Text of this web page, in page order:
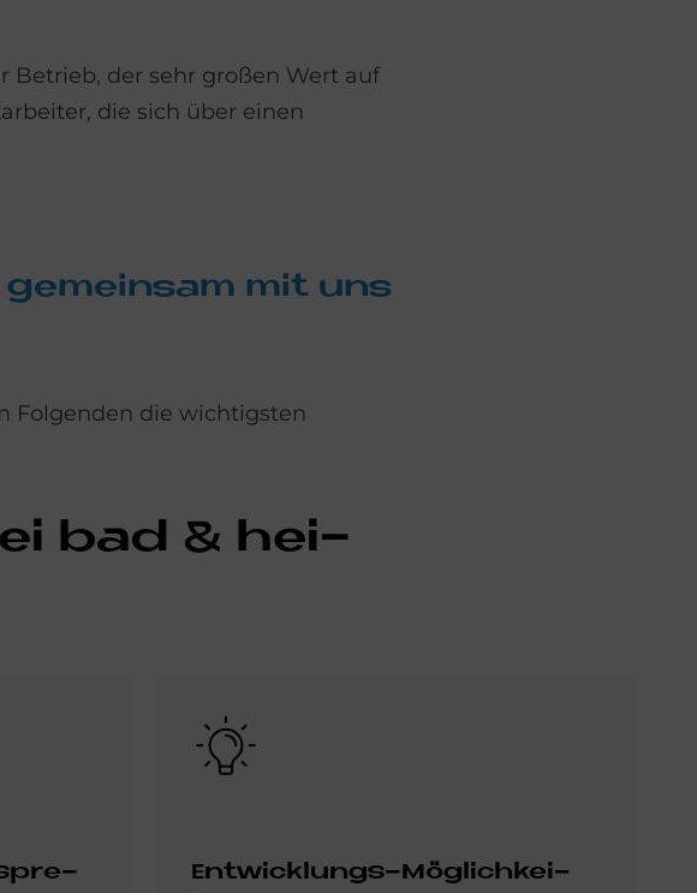
Betrieb, der sehr großen Wert auf
die sich über einen
mit uns
Folgenden die wichtigsten
bad & hei­
Bild
Ent­wick­lun­gs-Mög­lich­kei­